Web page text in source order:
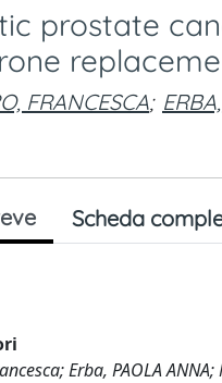
prostate
FRANCESCA;
Scheda
Erba, PAOLA